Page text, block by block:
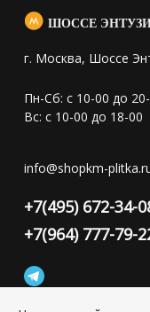
ШОССЕ
г. Москва, Шоссе
Пн-Сб: с 10-00 до
Вс: с 10-00 до 18-00
info@shopkm-
+7(495) 672-34-
+7(964) 777-79-